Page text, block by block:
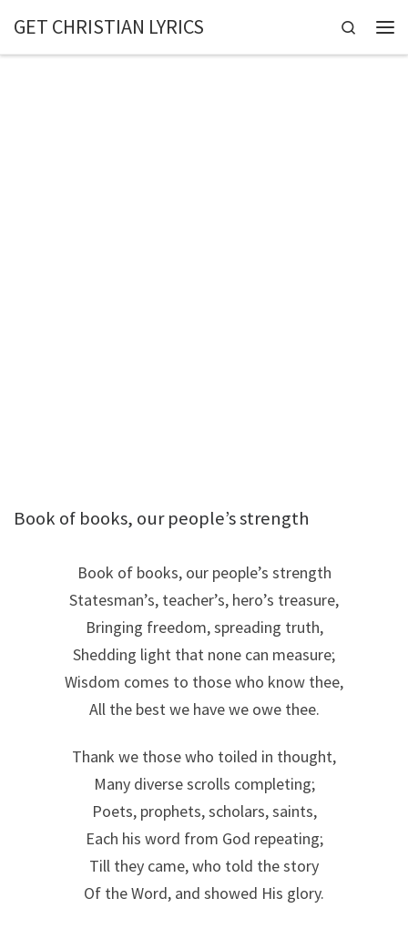
Skip to content
GET CHRISTIAN LYRICS Search
Book of books, our people’s strength
Book of books, our people’s strength
Statesman’s, teacher’s, hero’s treasure,
Bringing freedom, spreading truth,
Shedding light that none can measure;
Wisdom comes to those who know thee,
All the best we have we owe thee.
Thank we those who toiled in thought,
Many diverse scrolls completing;
Poets, prophets, scholars, saints,
Each his word from God repeating;
Till they came, who told the story
Of the Word, and showed His glory.